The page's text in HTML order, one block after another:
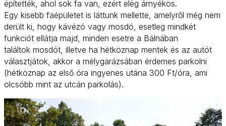
építették, ahol sok fa van, ezért elég árnyékos.
Egy kisebb faépületet is láttunk mellette, amelyről még nem
derült ki, hogy kávézó vagy mosdó, esetleg mindkét
funkciót ellátja majd, minden esetre a Bálnában
találtok mosdót, illetve ha hétköznap mentek és az autót
választjátok, akkor a mélygarázsában érdemes parkolni
(hétköznap az első óra ingyenes utána 300 Ft/óra, ami
olcsóbb mint az utcán parkolás).